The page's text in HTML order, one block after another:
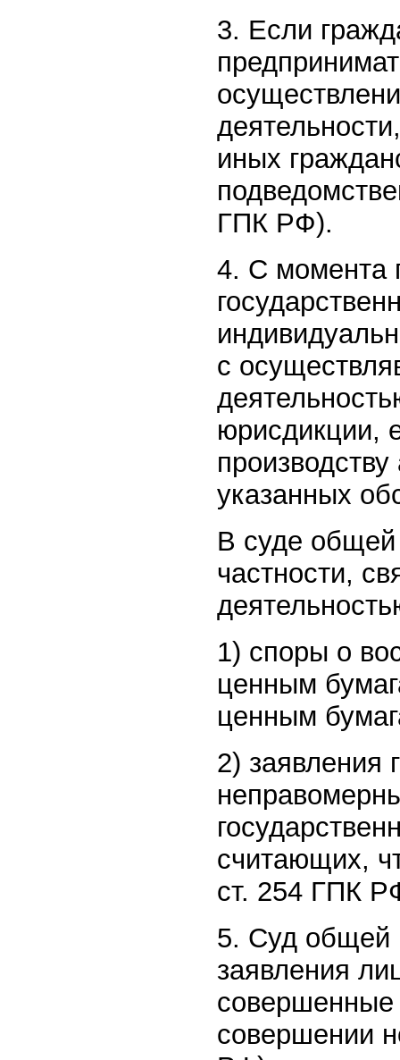
3. Если
иных
ГПК РФ).
4. С момента
с
юрисдикции,
указанных
В суде общей
частности,
1) споры о
ценным
ценным
2) заявления
считающих,
ст. 254 ГПК
5. Суд общей
заявления
совершенные
совершении